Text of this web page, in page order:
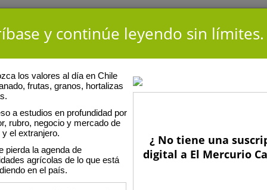
y asesor del Comité Técnico del Chile Prunes Association.
y continúe leyendo sin límites.
los valores al día en Chile
frutas, granos, hortalizas
a estudios en profundidad por
rubro, negocio y mercado de
y el extranjero.
pierda la agenda de
agrícolas de lo que está
en el país.
¿ No tiene una
digital a El Mercurio